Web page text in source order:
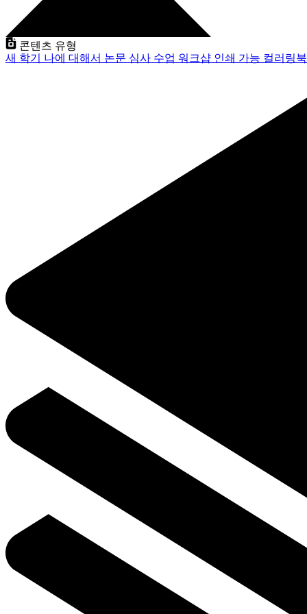
콘텐츠 유형
새 학기 나에 대해서 논문 심사 수업 워크샵 인쇄 가능 컬러링북